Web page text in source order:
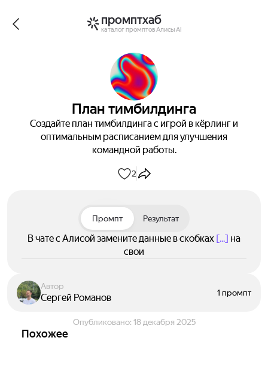
промптхаб
каталог промптов Алисы AI
План тимбилдинга
Создайте план тимбилдинга с игрой в кёрлинг и
оптимальным расписанием для улучшения
командной работы.
2
Промпт Результат
В чате с Алисой замените данные в скобках [...] на
свои
Автор
Сергей Романов 1 промпт
Опубликовано: 18 декабря 2025
Похожее